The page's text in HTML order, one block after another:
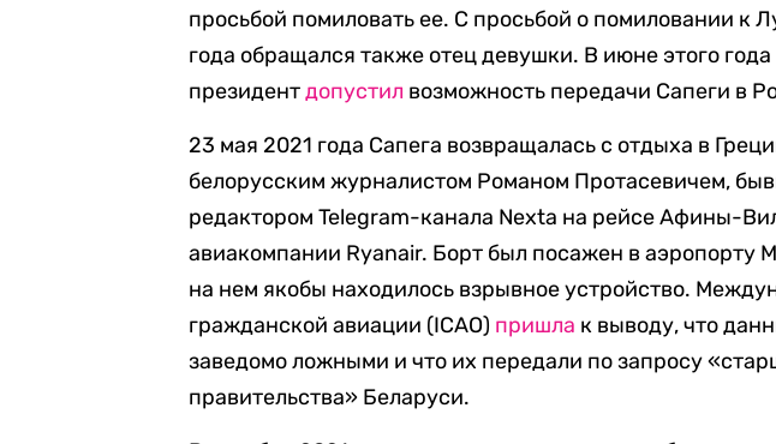
просьбой помиловать ее. С просьбой о помиловании к
года обращался также отец девушки. В июне этого
президентдопустил возможность передачи Сапеги в
23 мая 2021 года Сапега возвращалась с отдыха в
белорусским журналистом Романом Протасевичем,
редактором Telegram-канала Nexta на рейсе Афины-
авиакомпании Ryanair. Борт был посажен в аэропорту
на нем якобы находилось взрывное устройство.
гражданской авиации (ICAO) пришла к выводу, что
заведомо ложными и что их передали по запросу
правительства» Беларуси.